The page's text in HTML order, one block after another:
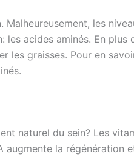
les
acides aminés. En plus
les graisses. Pour en
naturel du sein? Les
la régénération